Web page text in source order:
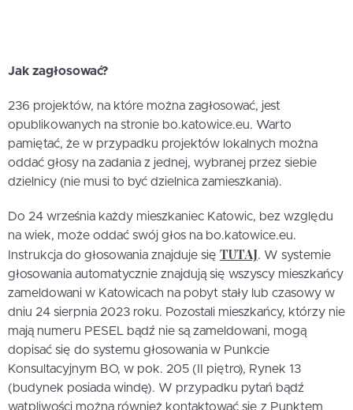
Jak zagłosować?
236 projektów, na które można zagłosować, jest
opublikowanych na stronie bo.katowice.eu. Warto
pamiętać, że w przypadku projektów lokalnych można
oddać głosy na zadania z jednej, wybranej przez siebie
dzielnicy (nie musi to być dzielnica zamieszkania).
Do 24 września każdy mieszkaniec Katowic, bez względu
na wiek, może oddać swój głos na bo.katowice.eu.
Instrukcja do głosowania znajduje się TUTAJ. W systemie
głosowania automatycznie znajdują się wszyscy mieszkańcy
zameldowani w Katowicach na pobyt stały lub czasowy w
dniu 24 sierpnia 2023 roku. Pozostali mieszkańcy, którzy nie
mają numeru PESEL bądź nie są zameldowani, mogą
dopisać się do systemu głosowania w Punkcie
Konsultacyjnym BO, w pok. 205 (II piętro), Rynek 13
(budynek posiada windę). W przypadku pytań bądź
wątpliwości można również kontaktować się z Punktem